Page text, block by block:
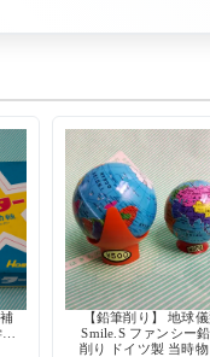
【鉛筆削り】 地球儀
Smile.S ファンシー鉛
削り ドイツ製 当時